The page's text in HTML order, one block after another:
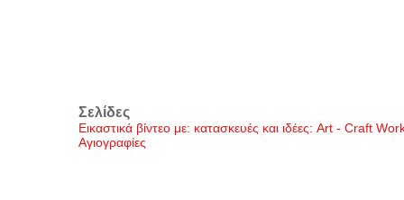
Σελίδες
Εικαστικά βίντεο με: κατασκευές και ιδέες: Art - Craft
Αγιογραφίες